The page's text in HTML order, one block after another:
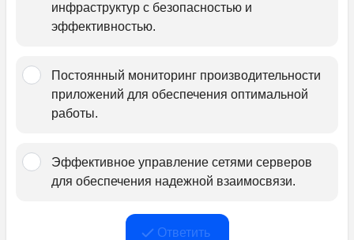
инфраструктур с безопасностью и
эффективностью.
Постоянный мониторинг производительности
приложений для обеспечения оптимальной
работы.﻿
Эффективное управление сетями серверов
для обеспечения надежной взаимосвязи.﻿
Ответить